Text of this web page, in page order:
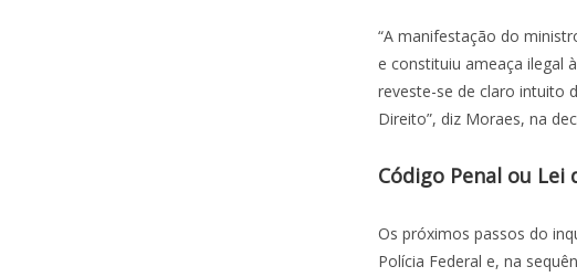
“A manifestação do
e constituiu ameaça ilegal
reveste-se de claro intuito
Direito”, diz Moraes, na
Código Penal ou Lei
Os próximos passos do
Polícia Federal e, na